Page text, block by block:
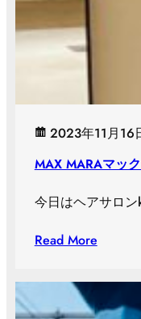
2023年11月16
MAX MARAマッ
今日はヘアサロ
Read More